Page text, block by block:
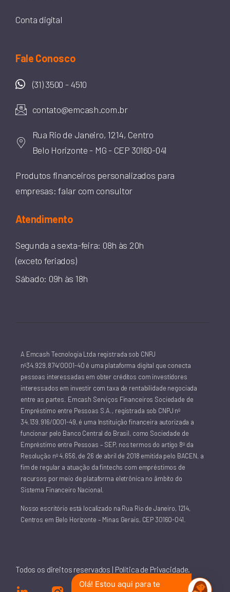
Conta digital
Fale Conosco
(31) 3500 - 4510
contato@emcash.com.br
Rua Rio de Janeiro, 1214, Centro
Belo Horizonte - MG - CEP 30160-041
Produtos financeiros personalizados para
empresas: falar com consultor
Atendimento
Segunda a sexta-feira: 08h às 20h
(exceto feriados)
Sábado: 09h às 18h
A Emcash Tecnologia Ltda registrada sob CNPJ
nº34.929.874/0001-40 é uma plataforma digital que conecta
pessoas interessadas em obter créditos com investidores
interessados em investir com taxa de rentabilidade negociada
entre as partes. Emcash Serviços Financeiros Sociedade de
Empréstimo entre Pessoas S.A., registrada sob CNPJ nº
34.139.916/0001-49, é uma Instituição financeira autorizada a
funcionar pelo Banco Central do Brasil, como Sociedade de
Empréstimo entre Pessoas – SEP, nos termos do artigo 8º da
Resolução nº 4.656, de 26 de abril de 2018 emitida pelo BACEN, a
fim de regular a atuação da fintechs com empréstimos de
recursos por meio de plataforma eletrônica no âmbito do
Sistema Financeiro Nacional.
Nosso escritório está localizado na Rua Rio de Janeiro, 1214,
Centros em Belo Horizonte – Minas Gerais, CEP 30160-041.
Todos os direitos reservados | Política de Privacidade.
Olá! Estou aqui para te